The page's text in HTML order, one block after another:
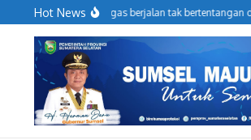
Lewati ke konten
Hot News
Hulu Migas berjalan tak bertentangan dengan